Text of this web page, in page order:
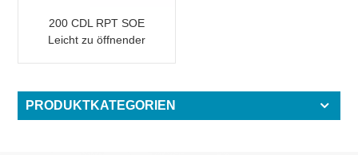
200 CDL RPT SOE
Leicht zu öffnender
PRODUKTKATEGORIEN